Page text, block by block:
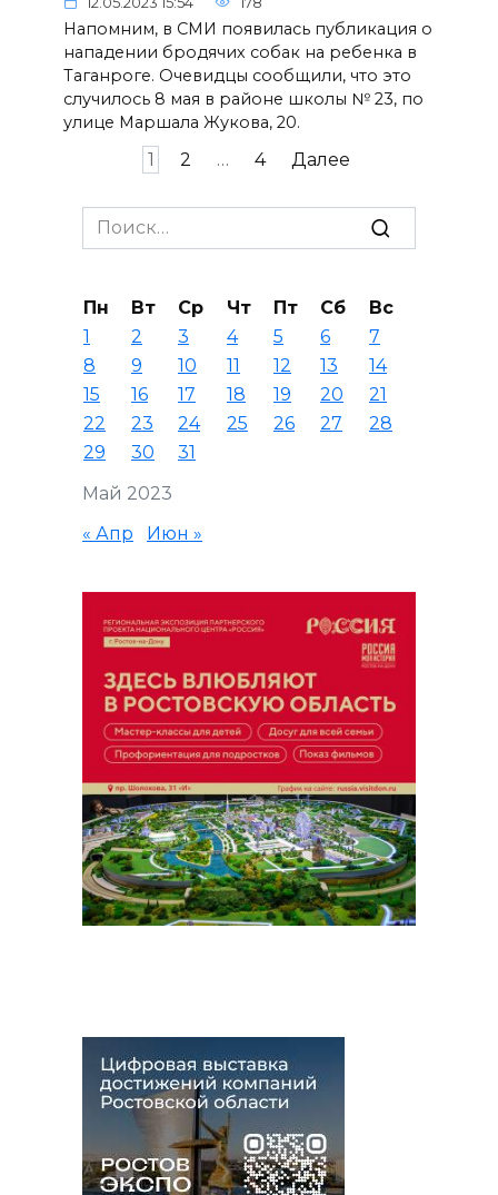
Напомним, в СМИ появилась публикация о
нападении бродячих собак на ребенка в
Таганроге. Очевидцы сообщили, что это
случилось 8 мая в районе школы № 23, по
улице Маршала Жукова, 20.
1 2 … 4 Далее
Search
for:
Май 2023
Пн Вт Ср Чт Пт Сб
Вс
1
2 3 4 5 6
7
8
9 10 11 12 13
14
15
16 17 18 19 20
21
22
23 24 25 26 27
28
29
30 31
« Апр Июн »